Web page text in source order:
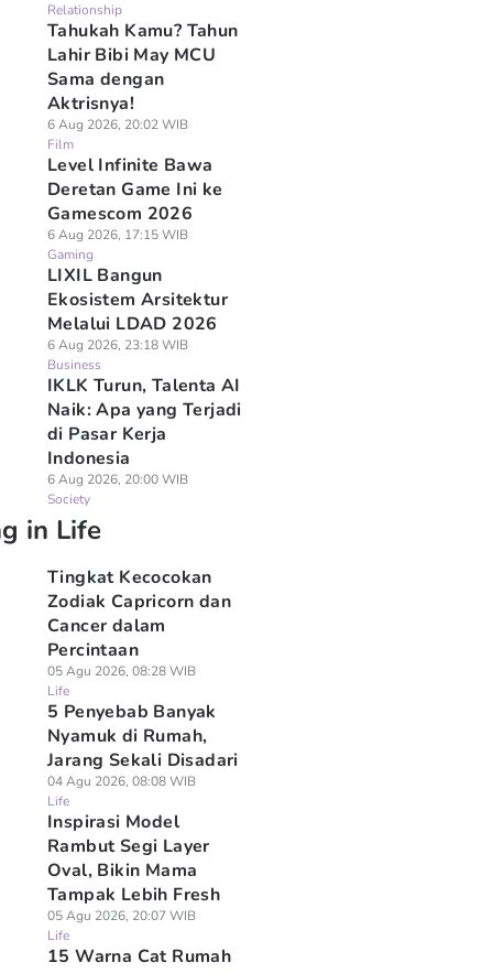
Relationship
Tahukah Kamu? Tahun
Lahir Bibi May MCU
Sama dengan
Aktrisnya!
6 Aug 2026, 20:02 WIB
Film
Level Infinite Bawa
Deretan Game Ini ke
Gamescom 2026
6 Aug 2026, 17:15 WIB
Gaming
LIXIL Bangun
Ekosistem Arsitektur
Melalui LDAD 2026
6 Aug 2026, 23:18 WIB
Business
IKLK Turun, Talenta AI
Naik: Apa yang Terjadi
di Pasar Kerja
Indonesia
6 Aug 2026, 20:00 WIB
Society
in Life
Tingkat Kecocokan
Zodiak Capricorn dan
Cancer dalam
Percintaan
05 Agu 2026, 08:28 WIB
Life
5 Penyebab Banyak
Nyamuk di Rumah,
Jarang Sekali Disadari
04 Agu 2026, 08:08 WIB
Life
Inspirasi Model
Rambut Segi Layer
Oval, Bikin Mama
Tampak Lebih Fresh
05 Agu 2026, 20:07 WIB
Life
15 Warna Cat Rumah